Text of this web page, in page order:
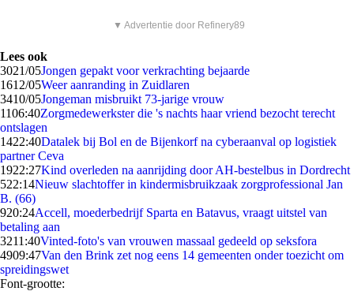
▼ Advertentie door Refinery89
Lees ook
3021/05Jongen gepakt voor verkrachting bejaarde
1612/05Weer aanranding in Zuidlaren
3410/05Jongeman misbruikt 73-jarige vrouw
1106:40Zorgmedewerkster die 's nachts haar vriend bezocht terecht
ontslagen
1422:40Datalek bij Bol en de Bijenkorf na cyberaanval op logistiek
partner Ceva
1922:27Kind overleden na aanrijding door AH-bestelbus in Dordrecht
522:14Nieuw slachtoffer in kindermisbruikzaak zorgprofessional Jan
B. (66)
920:24Accell, moederbedrijf Sparta en Batavus, vraagt uitstel van
betaling aan
3211:40Vinted-foto's van vrouwen massaal gedeeld op seksfora
4909:47Van den Brink zet nog eens 14 gemeenten onder toezicht om
spreidingswet
Font-grootte: